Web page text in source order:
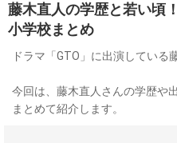
藤木直人の学歴と若い頃
小学校まとめ
ドラマ「GTO」に出演している
今回は、藤木直人さんの学歴や
まとめて紹介します。